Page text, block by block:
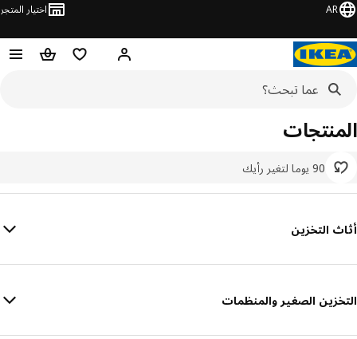
AR اختيار المتجر
مرحباً! تسجيل الدخول أو
قائمة التسوق
سلة
90 يوما لتغير رأيك
المنتجات
أثاث التخزين
التخزين الصغير والمنظمات